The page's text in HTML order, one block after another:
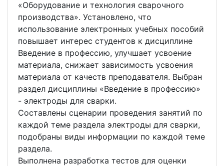
«Оборудование и технология сварочного
производства». Установлено, что
использование электронных учебных пособий
повышает интерес студентов к дисциплине
Введение в профессию, улучшает усвоение
материала, снижает зависимость усвоения
материала от качеств преподавателя. Выбран
раздел дисциплины «Введение в профессию»
- электроды для сварки.
Составлены сценарии проведения занятий по
каждой теме раздела электроды для сварки,
подобраны виды информации по каждой теме
раздела.
Выполнена разработка тестов для оценки